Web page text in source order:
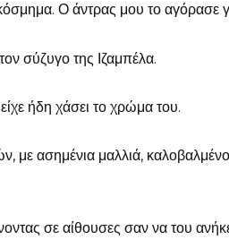
κόσμημα. Ο άντρας μου το αγόρασε
σύζυγο της Ιζαμπέλα.
ήδη χάσει το χρώμα του.
με ασημένια μαλλιά,
σε αίθουσες σαν να του